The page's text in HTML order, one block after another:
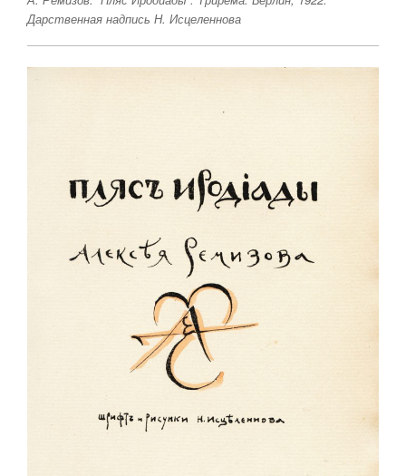
Дарственная надпись Н. Исцеленнова